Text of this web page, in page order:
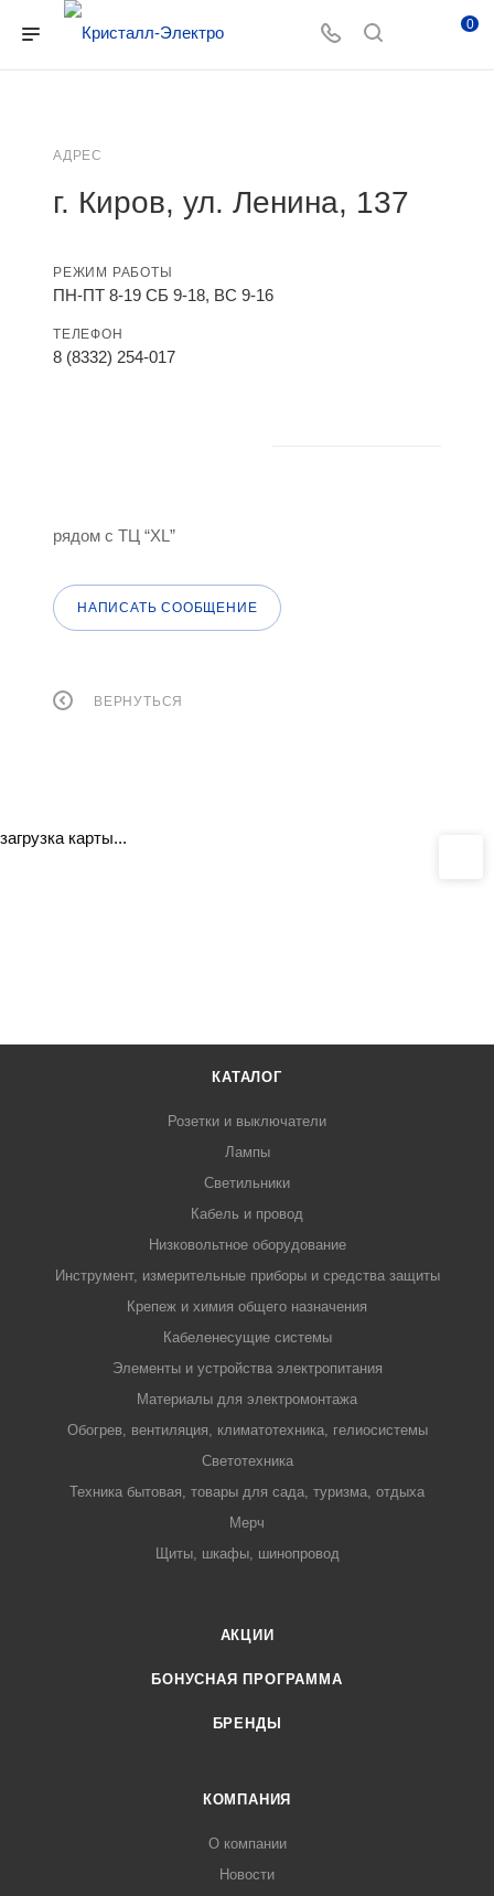
0
АДРЕС
г. Киров, ул. Ленина, 137
РЕЖИМ РАБОТЫ
ПН-ПТ 8-19 СБ 9-18, ВС 9-16
ТЕЛЕФОН
8 (8332) 254-017
рядом с ТЦ “XL”
НАПИСАТЬ СООБЩЕНИЕ
ВЕРНУТЬСЯ
загрузка карты...
КАТАЛОГ
Розетки и выключатели
Лампы
Светильники
Кабель и провод
Низковольтное оборудование
Инструмент, измерительные приборы и средства защиты
Крепеж и химия общего назначения
Кабеленесущие системы
Элементы и устройства электропитания
Материалы для электромонтажа
Обогрев, вентиляция, климатотехника, гелиосистемы
Светотехника
Техника бытовая, товары для сада, туризма, отдыха
Мерч
Щиты, шкафы, шинопровод
АКЦИИ
БОНУСНАЯ ПРОГРАММА
БРЕНДЫ
КОМПАНИЯ
О компании
Новости